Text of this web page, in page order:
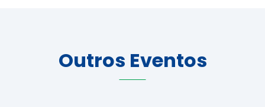
Outros Eventos